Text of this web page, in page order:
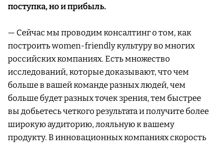
поступка, но и прибыль.
— Сейчас мы проводим консалтинг о том, как
построить women-friendly культуру во многих
российских компаниях. Есть множество
исследований, которые доказывают, что чем
больше в вашей команде разных людей, чем
больше будет разных точек зрения, тем быстрее
вы добьетесь четкого результата и получите более
широкую аудиторию, лояльную к вашему
продукту. В инновационных компаниях скорость